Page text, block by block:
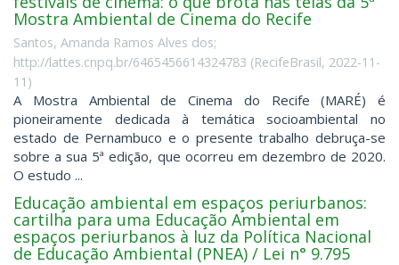
Mostra Ambiental de Cinema do Recife
Santos, Amanda Ramos Alves dos;
http://lattes.cnpq.br/6465456614324783 (RecifeBrasil, 2022-11-
11 )
A Mostra Ambiental de Cinema do Recife (MARÉ) é
pioneiramente dedicada à temática socioambiental no
estado de Pernambuco e o presente trabalho debruça-se
sobre a sua 5ª edição, que ocorreu em dezembro de 2020.
O estudo ...
Educação ambiental em espaços periurbanos:
cartilha para uma Educação Ambiental em
espaços periurbanos à luz da Política Nacional
de Educação Ambiental (PNEA) / Lei n° 9.795